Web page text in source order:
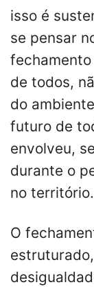
isso é
se pensar
de todos,
do
futuro de
envolveu,
durante o
no território.
O